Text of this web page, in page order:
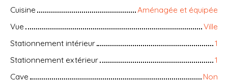
Cuisine
Aménagée et équipée
Vue
Ville
Stationnement intérieur
1
Stationnement extérieur
1
Cave
Non